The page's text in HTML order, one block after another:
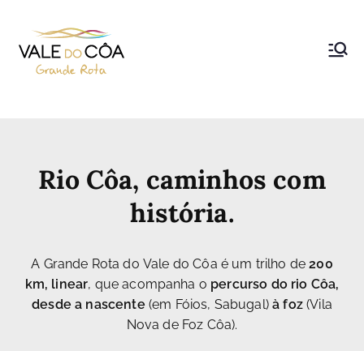
Grande Rota do Vale do Côa
Rio Côa, caminhos com
história.
A Grande Rota do Vale do Côa é um trilho de200
km, linear, que acompanha o percurso do rio Côa,
desde a nascente(em Fóios, Sabugal)à foz(Vila
Nova de Foz Côa).